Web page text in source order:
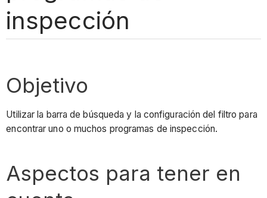
inspección
Objetivo
Utilizar la barra de búsqueda y la configuración del filtro para
encontrar uno o muchos programas de inspección.
Aspectos para tener en